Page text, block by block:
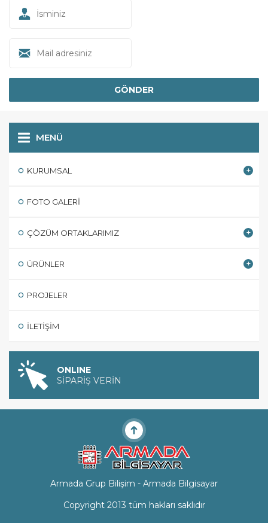
MENÜ
KURUMSAL
FOTO GALERI
ÇÖZÜM ORTAKLARIMIZ
ÜRÜNLER
PROJELER
İLETIŞIM
ONLINE
SİPARİŞ VERİN
Armada Grup Bilişim - Armada Bilgisayar
Copyright 2013 tüm hakları saklıdır